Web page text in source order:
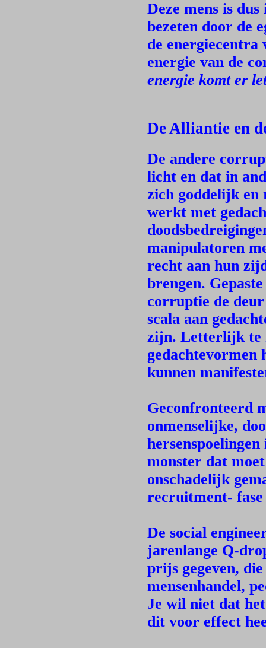
Deze mens is
bezeten door de
de energiecentra
energie van de
energie komt er
De Alliantie en
De andere
licht en dat in
zich goddelijk en
werkt met
manipulatoren
recht aan hun
brengen.
corruptie de
scala aan
zijn. Letterlijk te
gedachtevormen
kunnen
Geconfronteerd
onmenselijke,
monster dat
onschadelijk
recruitment- fase
De social
jarenlange Q-
prijs gegeven,
mensenhandel,
Je wil niet dat
dit voor effect